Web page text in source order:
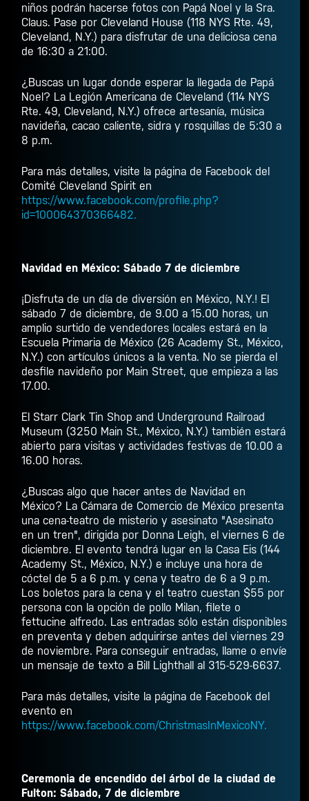
niños podrán hacerse fotos con Papá Noel y la Sra.
Claus. Pase por Cleveland House (118 NYS Rte. 49,
Cleveland, N.Y.) para disfrutar de una deliciosa cena
de 16:30 a 21:00.
¿Buscas un lugar donde esperar la llegada de Papá
Noel? La Legión Americana de Cleveland (114 NYS
Rte. 49, Cleveland, N.Y.) ofrece artesanía, música
navideña, cacao caliente, sidra y rosquillas de 5:30 a
8 p.m.
Para más detalles, visite la página de Facebook del
Comité Cleveland Spirit en
https://www.facebook.com/profile.php?
id=100064370366482.
Navidad en México: Sábado 7 de diciembre
¡Disfruta de un día de diversión en México, N.Y.! El
sábado 7 de diciembre, de 9.00 a 15.00 horas, un
amplio surtido de vendedores locales estará en la
Escuela Primaria de México (26 Academy St., México,
N.Y.) con artículos únicos a la venta. No se pierda el
desfile navideño por Main Street, que empieza a las
17.00.
El Starr Clark Tin Shop and Underground Railroad
Museum (3250 Main St., México, N.Y.) también estará
abierto para visitas y actividades festivas de 10.00 a
16.00 horas.
¿Buscas algo que hacer antes de Navidad en
México? La Cámara de Comercio de México presenta
una cena-teatro de misterio y asesinato "Asesinato
en un tren", dirigida por Donna Leigh, el viernes 6 de
diciembre. El evento tendrá lugar en la Casa Eis (144
Academy St., México, N.Y.) e incluye una hora de
cóctel de 5 a 6 p.m. y cena y teatro de 6 a 9 p.m.
Los boletos para la cena y el teatro cuestan $55 por
persona con la opción de pollo Milan, filete o
fettucine alfredo. Las entradas sólo están disponibles
en preventa y deben adquirirse antes del viernes 29
de noviembre. Para conseguir entradas, llame o envíe
un mensaje de texto a Bill Lighthall al 315-529-6637.
Para más detalles, visite la página de Facebook del
evento en
https://www.facebook.com/ChristmasInMexicoNY.
Ceremonia de encendido del árbol de la ciudad de
Fulton: Sábado, 7 de diciembre